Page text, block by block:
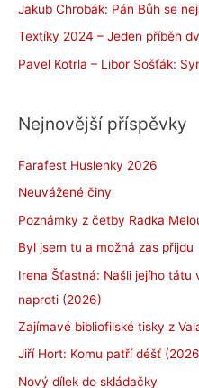
Jakub Chrobák: Pán Bůh se
Textíky 2024 – Jeden příběh
Pavel Kotrla – Libor Sošťák:
Nejnovější příspěvky
Farafest Huslenky 2026
Neuvážené činy
Poznámky z četby Radka
Byl jsem tu a možná zas přijdu
Irena Šťastná: Našli jejího tátu
naproti (2026)
Zajímavé bibliofilské tisky z
Jiří Hort: Komu patří déšť
Nový dílek do skládačky